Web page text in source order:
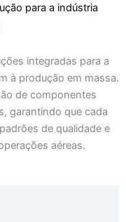
para a indústria
integradas para a
à produção em massa.
de componentes
garantindo que cada
de qualidade e
aéreas.